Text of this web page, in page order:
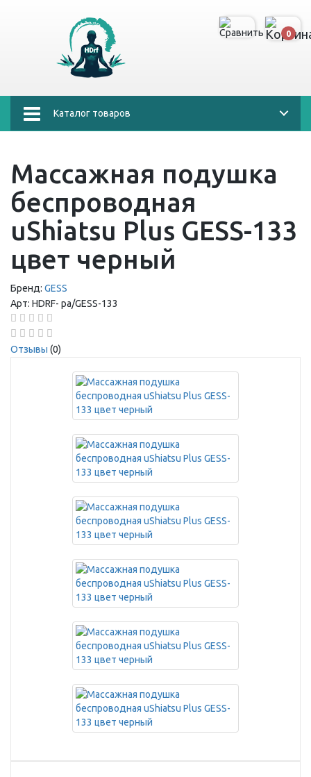
0
Каталог товаров
Массажная подушка
беспроводная
uShiatsu Plus GESS-133
цвет черный
Бренд: GESS
Арт: HDRF- ра/GESS-133
Отзывы (0)